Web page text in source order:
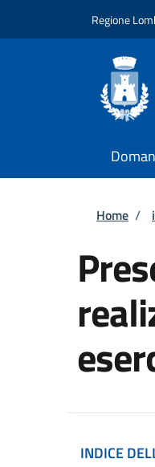
Regione
Home /
INDICE